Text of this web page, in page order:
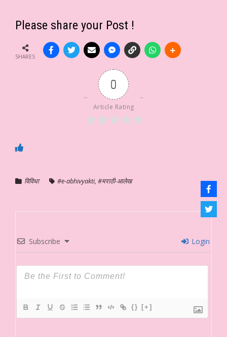
Please share your Post !
SHARES
0
Article Rating
विविधा #e-abhivyakti, #मराठी-आलेख
Subscribe Login
{} [+]